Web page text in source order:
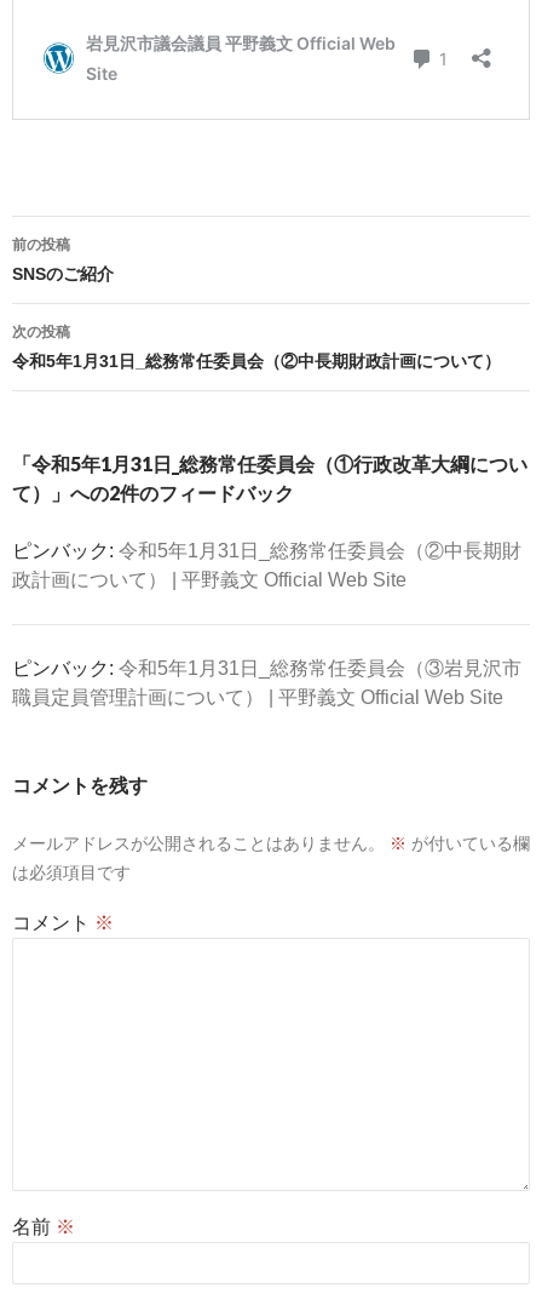
稿
ビ
ゲ
ー
ョ
ン
前の投稿
SNSのご紹介
次の投稿
令和5年1月31日_総務常任委員会（②中長期財政計画について）
「令和5年1月31日_総務常任委員会（①行政改革大綱につい
て）」への2件のフィードバック
ピンバック: 令和5年1月31日_総務常任委員会（②中長期財
政計画について） | 平野義文 Official Web Site
ピンバック: 令和5年1月31日_総務常任委員会（③岩見沢市
職員定員管理計画について） | 平野義文 Official Web Site
コメントを残す
メールアドレスが公開されることはありません。 ※ が付いている欄
は必須項目です
コメント ※
名前 ※